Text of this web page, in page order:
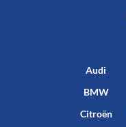
Audi
BMW
Citroën